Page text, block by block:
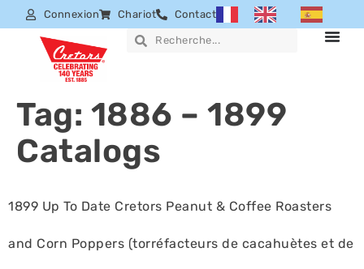
Connexion Chariot Contact
Tag: 1886 – 1899
Catalogs
1899 Up To Date Cretors Peanut & Coffee Roasters
and Corn Poppers (torréfacteurs de cacahuètes et de